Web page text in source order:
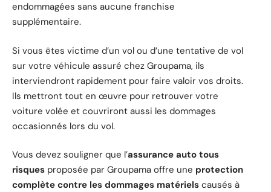
endommagées sans aucune franchise
supplémentaire.
Si vous êtes victime d’un vol ou d’une tentative de vol
sur votre véhicule assuré chez Groupama, ils
interviendront rapidement pour faire valoir vos droits.
Ils mettront tout en œuvre pour retrouver votre
voiture volée et couvriront aussi les dommages
occasionnés lors du vol.
Vous devez souligner que l’assurance auto tous
risques proposée par Groupama offre une protection
complète contre les dommages matériels causés à